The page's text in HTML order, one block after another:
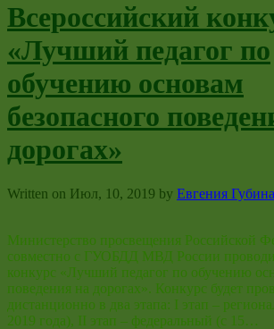
Всероссийский
«Лучший педагог по
обучению основам
безопасного
дорогах»
Written on Июл, 10, 2019 by Евгения Губина
Министерство просвещения Российской
совместно с ГУОБДД МВД России
конкурс «Лучший педагог по обучению
поведения на дорогах». Конкурс будет
дистанционно в два этапа: I этап –
2019 года), II этап – федеральный (с 15…